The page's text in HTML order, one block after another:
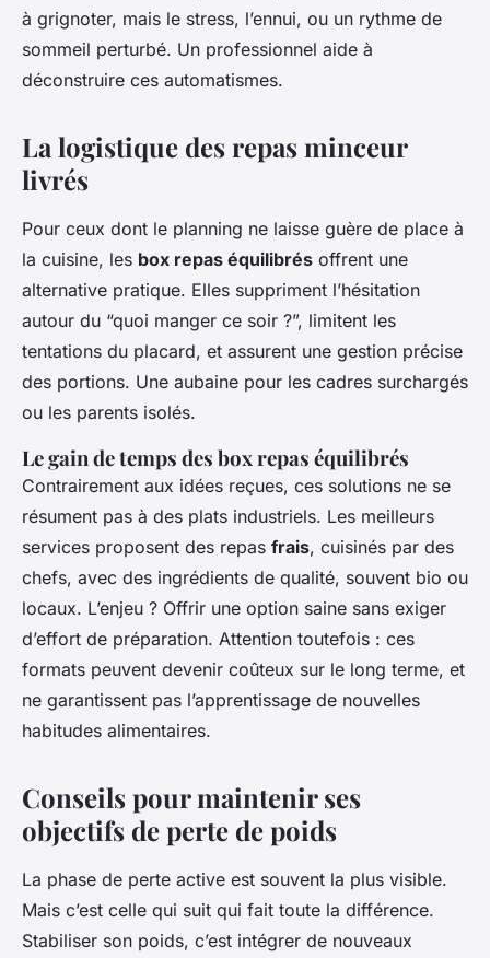
à grignoter, mais le stress, l’ennui, ou un rythme de
sommeil perturbé. Un professionnel aide à
déconstruire ces automatismes.
La logistique des repas minceur
livrés
Pour ceux dont le planning ne laisse guère de place à
la cuisine, les box repas équilibrés offrent une
alternative pratique. Elles suppriment l’hésitation
autour du “quoi manger ce soir ?”, limitent les
tentations du placard, et assurent une gestion précise
des portions. Une aubaine pour les cadres surchargés
ou les parents isolés.
Le gain de temps des box repas équilibrés
Contrairement aux idées reçues, ces solutions ne se
résument pas à des plats industriels. Les meilleurs
services proposent des repas frais, cuisinés par des
chefs, avec des ingrédients de qualité, souvent bio ou
locaux. L’enjeu ? Offrir une option saine sans exiger
d’effort de préparation. Attention toutefois : ces
formats peuvent devenir coûteux sur le long terme, et
ne garantissent pas l’apprentissage de nouvelles
habitudes alimentaires.
Conseils pour maintenir ses
objectifs de perte de poids
La phase de perte active est souvent la plus visible.
Mais c’est celle qui suit qui fait toute la différence.
Stabiliser son poids, c’est intégrer de nouveaux